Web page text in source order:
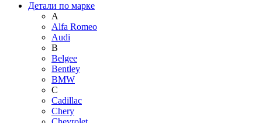
Детали по марке
A
Alfa Romeo
Audi
B
Belgee
Bentley
BMW
C
Cadillac
Chery